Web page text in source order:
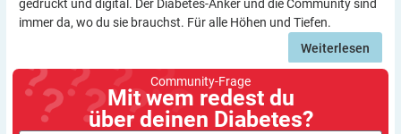
gedruckt und digital. Der Diabetes-Anker und die Community sind
immer da, wo du sie brauchst. Für alle Höhen und Tiefen.
Weiterlesen
Community-Frage
Mit wem redest du
über deinen Diabetes?